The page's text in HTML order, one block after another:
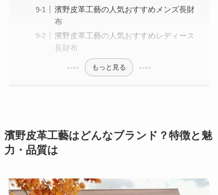
濱野皮革工藝の人気おすすめメンズ長財
布
濱野皮革工藝の人気おすすめレディース
長財布
もっと見る
濱野皮革工藝はどんなブランド？特徴と魅
力・品質は